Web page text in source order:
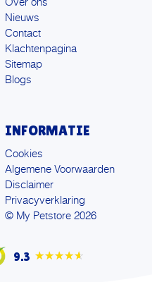
Over ons
Nieuws
Contact
Klachtenpagina
Sitemap
Blogs
INFORMATIE
Cookies
Algemene Voorwaarden
Disclaimer
Privacyverklaring
© My Petstore 2026
9.3 ★★★★★